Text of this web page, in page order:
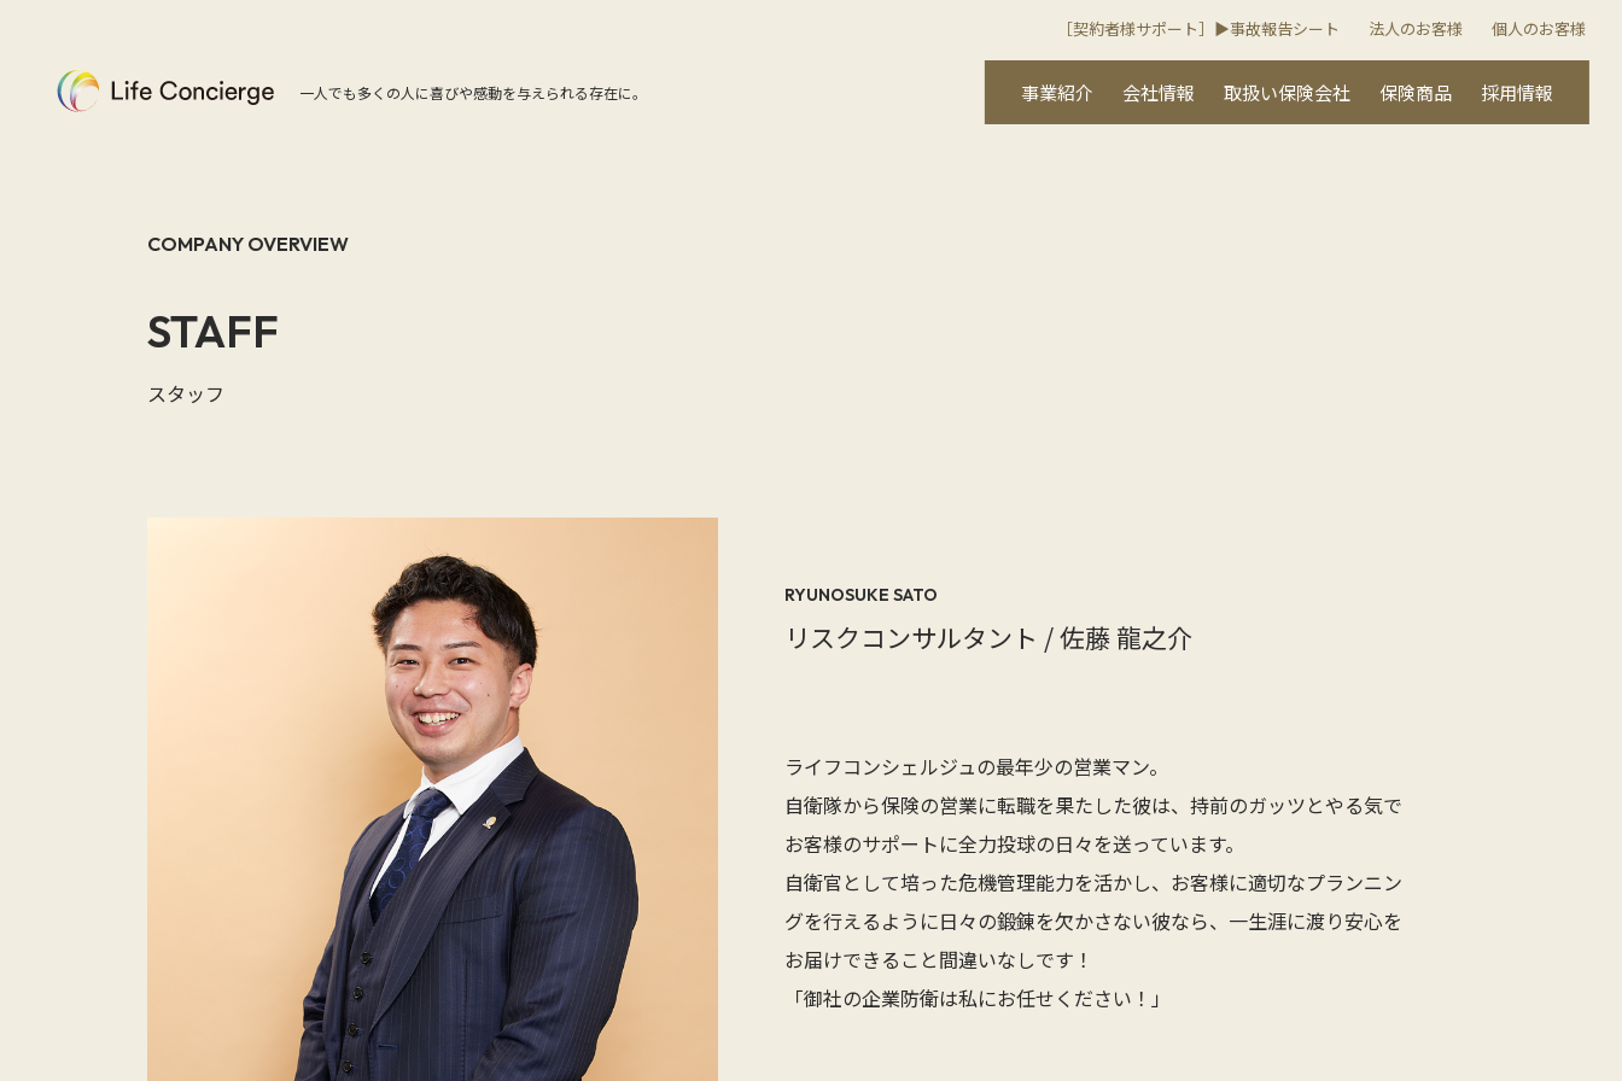
［契約者様サポート］▶︎事故報告シート 法人のお客様 個人のお客様
一人でも多くの人に喜びや感動を与えられる存在に。 事業紹介 会社情報 取扱い保険会社 保険商品 採用情報
COMPANY OVERVIEW
STAFF
スタッフ
RYUNOSUKE SATO
リスクコンサルタント / 佐藤 龍之介
ライフコンシェルジュの最年少の営業マン。
自衛隊から保険の営業に転職を果たした彼は、持前のガッツとやる気で
お客様のサポートに全力投球の日々を送っています。
自衛官として培った危機管理能力を活かし、お客様に適切なプランニン
グを行えるように日々の鍛錬を欠かさない彼なら、一生涯に渡り安心を
お届けできること間違いなしです！
「御社の企業防衛は私にお任せください！」